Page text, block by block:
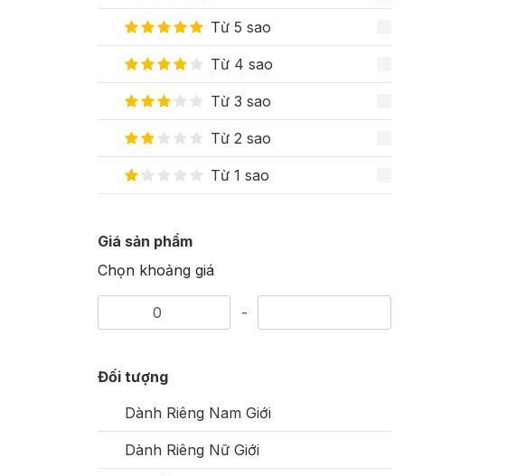
Từ 5 sao
Từ 4 sao
Từ 3 sao
Từ 2 sao
Từ 1 sao
Giá sản phẩm
Chọn khoảng giá
-
Đối tượng
Dành Riêng Nam Giới
Dành Riêng Nữ Giới